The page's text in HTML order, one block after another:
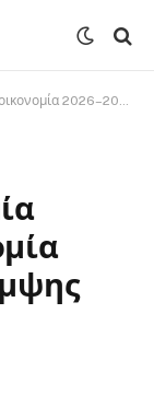
Η ανατομία μιας δομικής ανάκαμψης